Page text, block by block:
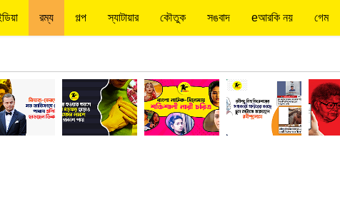
রম্য গল্প স্যাটায়ার কৌতুক সঙবাদ eআরকি নয় গেম